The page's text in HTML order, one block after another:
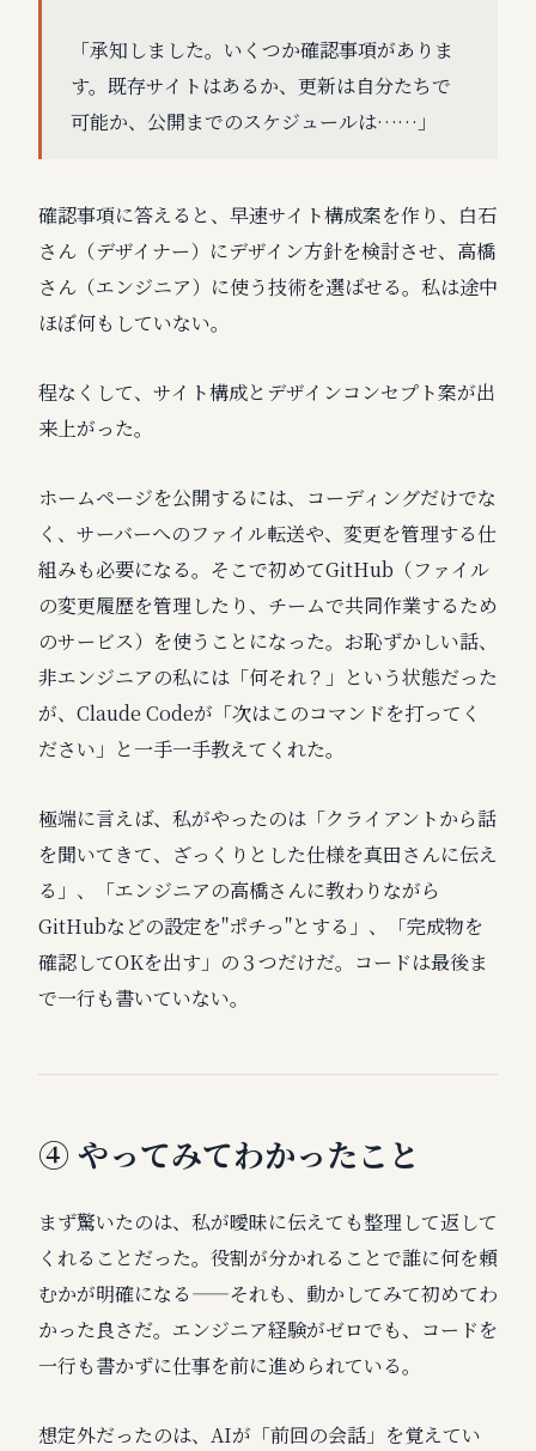
「承知しました。いくつか確認事項がありま
す。既存サイトはあるか、更新は自分たちで
可能か、公開までのスケジュールは……」
確認事項に答えると、早速サイト構成案を作り、白石
さん（デザイナー）にデザイン方針を検討させ、高橋
さん（エンジニア）に使う技術を選ばせる。私は途中
ほぼ何もしていない。
程なくして、サイト構成とデザインコンセプト案が出
来上がった。
ホームページを公開するには、コーディングだけでな
く、サーバーへのファイル転送や、変更を管理する仕
組みも必要になる。そこで初めてGitHub（ファイル
の変更履歴を管理したり、チームで共同作業するため
のサービス）を使うことになった。お恥ずかしい話、
非エンジニアの私には「何それ？」という状態だった
が、Claude Codeが「次はこのコマンドを打ってく
ださい」と一手一手教えてくれた。
極端に言えば、私がやったのは「クライアントから話
を聞いてきて、ざっくりとした仕様を真田さんに伝え
る」、「エンジニアの高橋さんに教わりながら
GitHubなどの設定を"ポチっ"とする」、「完成物を
確認してOKを出す」の３つだけだ。コードは最後ま
で一行も書いていない。
④ やってみてわかったこと
まず驚いたのは、私が曖昧に伝えても整理して返して
くれることだった。役割が分かれることで誰に何を頼
むかが明確になる——それも、動かしてみて初めてわ
かった良さだ。エンジニア経験がゼロでも、コードを
一行も書かずに仕事を前に進められている。
想定外だったのは、AIが「前回の会話」を覚えてい